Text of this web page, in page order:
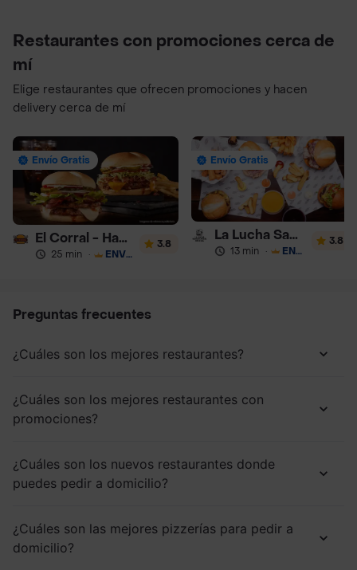
Restaurantes con promociones cerca de
mí
Elige restaurantes que ofrecen promociones y hacen
delivery cerca de mí
Envío Gratis
El Corral - Hamburguesa
25 min · ENVÍO GRATIS
3.8
Envío Gratis
La Lucha Sanguchería
13 min · ENVÍO GRATIS
3.8
Preguntas frecuentes
¿Cuáles son los mejores restaurantes?
¿Cuáles son los mejores restaurantes con
promociones?
¿Cuáles son los nuevos restaurantes donde
puedes pedir a domicilio?
¿Cuáles son las mejores pizzerías para pedir a
domicilio?